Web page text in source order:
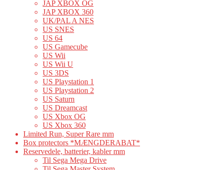
JAP XBOX OG
JAP XBOX 360
UK/PAL A NES
US SNES
US 64
US Gamecube
US Wii
US Wii U
US 3DS
US Playstation 1
US Playstation 2
US Saturn
US Dreamcast
US Xbox OG
US Xbox 360
Limited Run, Super Rare mm
Box protectors *MÆNGDERABAT*
Reservedele, batterier, kabler mm
Til Sega Mega Drive